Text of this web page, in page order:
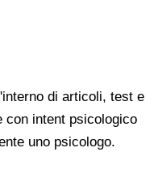
di articoli, test e
con intent psicologico
uno psicologo.